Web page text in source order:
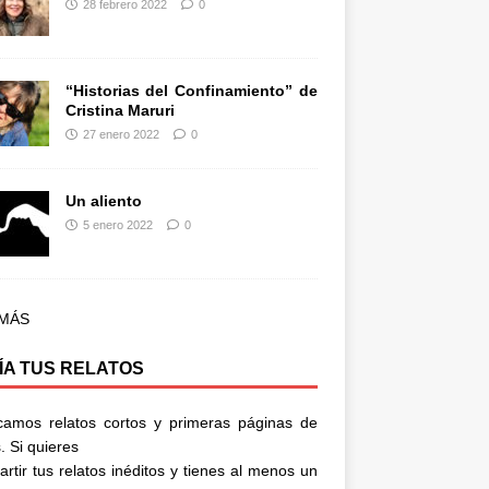
28 febrero 2022 0
“Historias del Confinamiento” de
Cristina Maruri
27 enero 2022 0
Un aliento
5 enero 2022 0
TUS RELATOS
relatos cortos y primeras páginas de
Si quieres
tus relatos inéditos y tienes al menos un